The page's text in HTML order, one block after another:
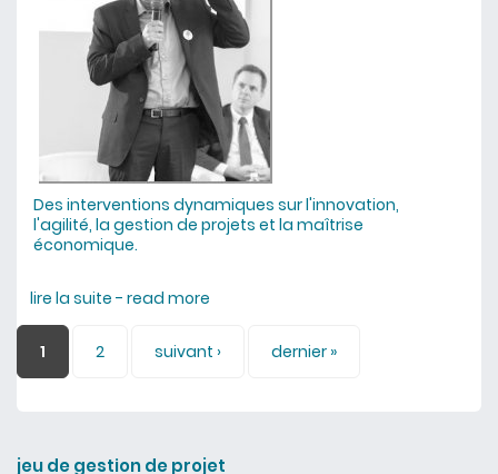
Des interventions dynamiques sur l'innovation,
l'agilité, la gestion de projets et la maîtrise
économique.
lire la suite - read more
Pages
1 2 suivant › dernier »
jeu de gestion de projet